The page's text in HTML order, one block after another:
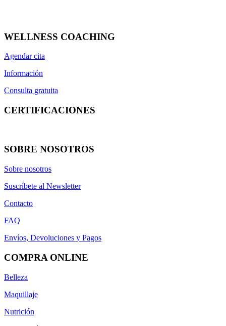
Ecológico
150g
200 ml
30 cápsulas
más... menos
Novedades
más... menos
Ver productos
WELLNESS COACHING
Agendar cita
Información
Consulta gratuita
CERTIFICACIONES
SOBRE NOSOTROS
Sobre nosotros
Suscríbete al Newsletter
Contacto
FAQ
Envíos, Devoluciones y Pagos
COMPRA ONLINE
Belleza
Maquillaje
Nutrición